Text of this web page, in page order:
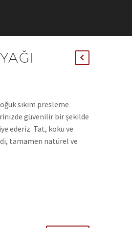
sıkım presleme
güvenilir bir şekilde
ederiz. Tat, koku ve
tamamen natürel ve